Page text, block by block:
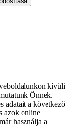
kívüli
Önnek.
adatait a következő
azok online
használja a